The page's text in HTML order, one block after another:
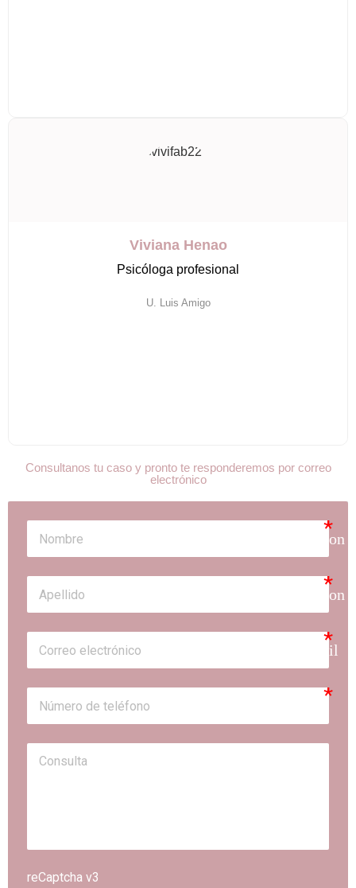
Viviana Henao
Psicóloga profesional
U. Luis Amigo
Consultanos tu caso y pronto te responderemos por correo
electrónico
person
person
email
reCaptcha v3